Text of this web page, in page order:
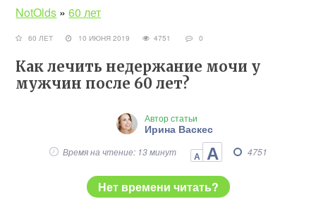
NotOlds »60 лет
60 ЛЕТ 10 ИЮНЯ 2019 4751 0
Как лечить недержание мочи у
мужчин после 60 лет?
Автор статьи
Ирина Васкес
Время на чтение: 13 минут А А 4751
Нет времени читать?